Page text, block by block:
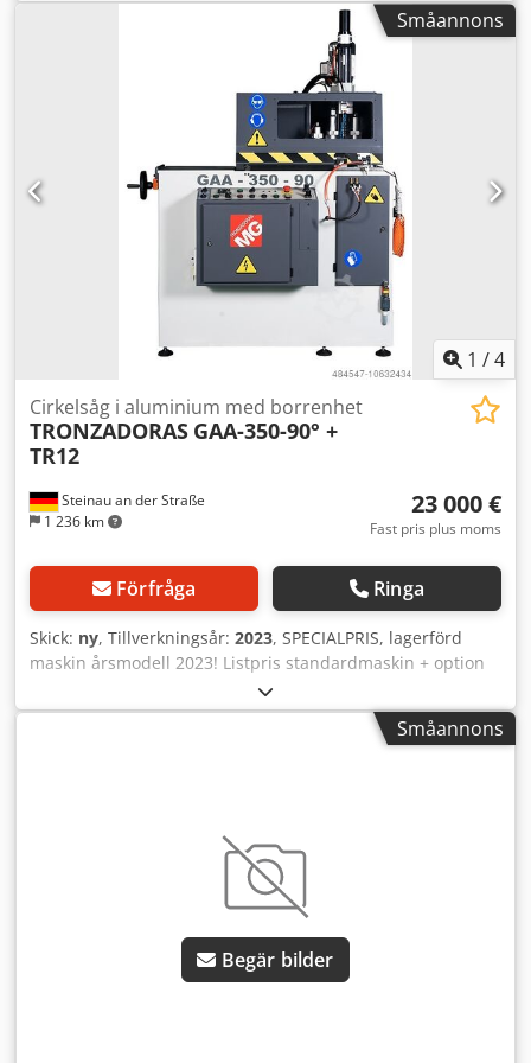
Iinzox Anverf Kapacitet vid 45 grader: rund 115 mm
Kapacitet vid 45 grader: fyrkant 110 mm Kapacitet vid 45
grader: fyrkant 150x80 mm Total effektbehov 1,5/1,8 kW
Maskinvikt ca 0,59 t Mått (L x B x H) 1,9 x 1,4 x 1,8 m
Hydropneumatisk helautomat · Geringssågning
vänster/höger · Huvudlutningssnitt upp till 45° (schifter) på
båda sidor · Hydro-pneumatisk styrning av såghuvud ·
Pneumatisk dubbelspännare · Pneumatisk
vertikalspännare · Elektro-pneumatisk materialmatning
med materialtryckhållare · Nonieskala för finjustering av
längd · Integrerad kylmedelsspraysystem · Spånutsug vid
sågbladsskydd · Resterande arbetsstyckslängd i
automatikläge 210 mm MPS-styrning: · Lagring av
snittstart/slut · Visning av strömförbrukning, styckantal,
snitttid... · Justerbar vattenkylning · Sågtrycksreglering
Småannons
1 /4
Steinau an der Straße
1 236 km
Cirkelsåg i aluminium med borrenhet
TRONZADORAS GAA-350-90° +
TR12
23 000 €
Fast pris plus moms
Förfråga Ringa
Skick: ny, Tillverkningsår: 2023, SPECIALPRIS, lagerförd
maskin årsmodell 2023! Listpris standardmaskin + option
minimalsmörjsystem "LUBETOOL": 28.810 € LAGERMASKIN
– Helautomatisk aluminiumkapsåg för 90°-kapning med
borraggregat TR 12 (upp till ø 10 mm) eller TR 20 (upp till ø
och kapas. Crsdomftiwopfx Anvof Tekniska data: ●
Kapområde: 90° runt: 100 mm / fyrkant: 100 x 100 mm /
rektangulärt: 170 x 60 mm ● Motoreffekt: 1,9 kW / 400 V /
50 Hz ● Varvtal: 3000 rpm ● Matning: Enkelmatning 300
mm (dubbelmatning upp till 600 mm) ● Max. kapshöjd: 100
mm ● Bladdimension: 350 x 32 mm Standardutrustning: ●
Maskin för 90°-kapning med kraftfull drivmotor ●
Småannons
Begär bilder